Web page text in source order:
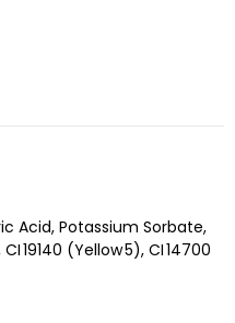
Acid, Potassium Sorbate,
19140 (Yellow 5), CI 14700